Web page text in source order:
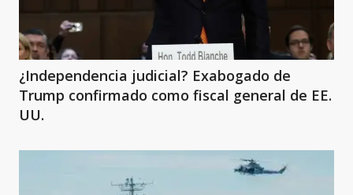
¿Independencia judicial? Exabogado de
Trump confirmado como fiscal general de EE.
UU.